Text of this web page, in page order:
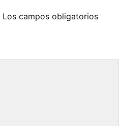
Los campos obligatorios